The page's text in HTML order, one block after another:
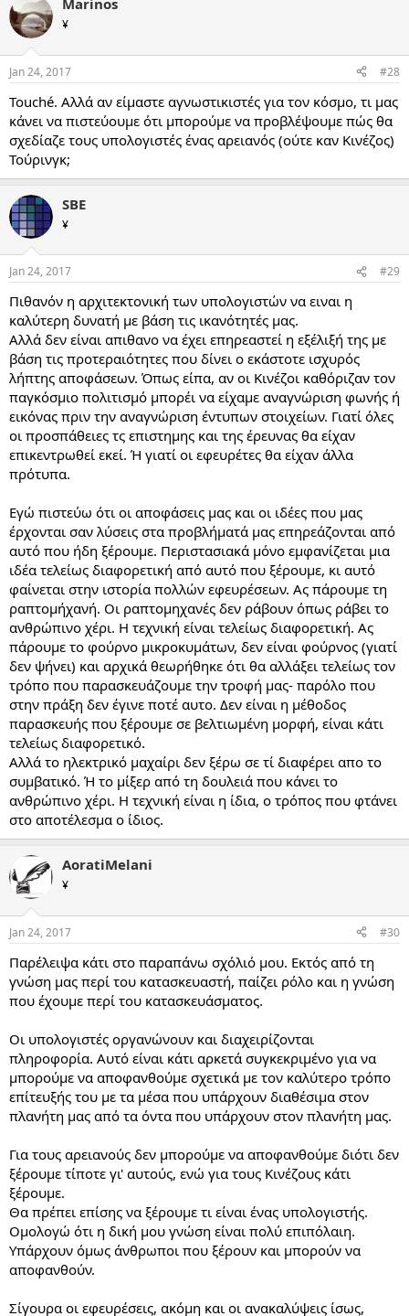
Marinos
¥
Jan 24, 2017 #28
Touché. Αλλά αν είμαστε αγνωστικιστές για τον κόσμο, τι μας
κάνει να πιστεύουμε ότι μπορούμε να προβλέψουμε πώς θα
σχεδίαζε τους υπολογιστές ένας αρειανός (ούτε καν Κινέζος)
Τούρινγκ;
SBE
¥
Jan 24, 2017 #29
Πιθανόν η αρχιτεκτονική των υπολογιστών να ειναι η
καλύτερη δυνατή με βάση τις ικανότητές μας.
Αλλά δεν είναι απιθανο να έχει επηρεαστεί η εξέλιξή της με
βάση τις προτεραιότητες που δίνει ο εκάστοτε ισχυρός
λήπτης αποφάσεων. Όπως είπα, αν οι Κινέζοι καθόριζαν τον
παγκόσμιο πολιτισμό μπορέι να είχαμε αναγνώριση φωνής ή
εικόνας πριν την αναγνώριση έντυπων στοιχείων. Γιατί όλες
οι προσπάθειες τς επιστημης και της έρευνας θα είχαν
επικεντρωθεί εκεί. Ή γιατί οι εφευρέτες θα είχαν άλλα
πρότυπα.
Εγώ πιστεύω ότι οι αποφάσεις μας και οι ιδέες που μας
έρχονται σαν λύσεις στα προβλήματά μας επηρεάζονται από
αυτό που ήδη ξέρουμε. Περιστασιακά μόνο εμφανίζεται μια
ιδέα τελείως διαφορετική από αυτό που ξέρουμε, κι αυτό
φαίνεται στην ιστορία πολλών εφευρέσεων. Ας πάρουμε τη
ραπτομήχανή. Οι ραπτομηχανές δεν ράβουν όπως ράβει το
ανθρώπινο χέρι. Η τεχνική είναι τελείως διαφορετική. Ας
πάρουμε το φούρνο μικροκυμάτων, δεν είναι φούρνος (γιατί
δεν ψήνει) και αρχικά θεωρήθηκε ότι θα αλλάξει τελείως τον
τρόπο που παρασκευάζουμε την τροφή μας- παρόλο που
στην πράξη δεν έγινε ποτέ αυτο. Δεν είναι η μέθοδος
παρασκευής που ξέρουμε σε βελτιωμένη μορφή, είναι κάτι
τελείως διαφορετικό.
Αλλά το ηλεκτρικό μαχαίρι δεν ξέρω σε τί διαφέρει απο το
συμβατικό. Ή το μίξερ από τη δουλειά που κάνει το
ανθρώπινο χέρι. Η τεχνική είναι η ίδια, ο τρόπος που φτάνει
στο αποτέλεσμα ο ίδιος.
AoratiMelani
¥
Jan 24, 2017 #30
Παρέλειψα κάτι στο παραπάνω σχόλιό μου. Εκτός από τη
γνώση μας περί του κατασκευαστή, παίζει ρόλο και η γνώση
που έχουμε περί του κατασκευάσματος.
Οι υπολογιστές οργανώνουν και διαχειρίζονται
πληροφορία. Αυτό είναι κάτι αρκετά συγκεκριμένο για να
μπορούμε να αποφανθούμε σχετικά με τον καλύτερο τρόπο
επίτευξής του με τα μέσα που υπάρχουν διαθέσιμα στον
πλανήτη μας από τα όντα που υπάρχουν στον πλανήτη μας.
Για τους αρειανούς δεν μπορούμε να αποφανθούμε διότι δεν
ξέρουμε τίποτε γι' αυτούς, ενώ για τους Κινέζους κάτι
ξέρουμε.
Θα πρέπει επίσης να ξέρουμε τι είναι ένας υπολογιστής.
Ομολογώ ότι η δική μου γνώση είναι πολύ επιπόλαιη.
Υπάρχουν όμως άνθρωποι που ξέρουν και μπορούν να
αποφανθούν.
Σίγουρα οι εφευρέσεις, ακόμη και οι ανακαλύψεις ίσως,